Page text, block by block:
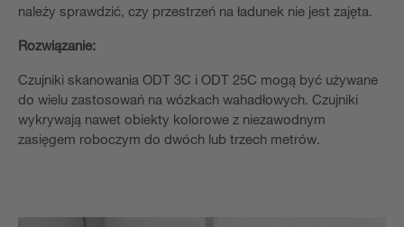
należy sprawdzić, czy przestrzeń na ładunek nie jest zajęta.
Rozwiązanie:
Czujniki skanowania ODT 3C i ODT 25C mogą być używane
do wielu zastosowań na wózkach wahadłowych. Czujniki
wykrywają nawet obiekty kolorowe z niezawodnym
zasięgem roboczym do dwóch lub trzech metrów.